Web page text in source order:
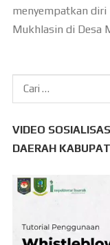
menyempatkan
Mukhlasin di Desa
Cari
untuk:
VIDEO
DAERAH